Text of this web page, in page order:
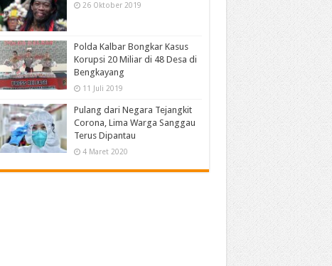
26 Oktober 2019
Polda Kalbar Bongkar Kasus
Korupsi 20 Miliar di 48 Desa di
Bengkayang
11 Juli 2019
Pulang dari Negara Tejangkit
Corona, Lima Warga Sanggau
Terus Dipantau
4 Maret 2020